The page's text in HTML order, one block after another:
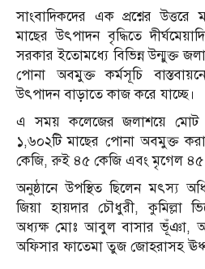
সাংবাদিকদের এক প্রশ্নের উত্তরে
মাছের উৎপাদন বৃদ্ধিতে
সরকার ইতোমধ্যে বিভিন্ন উন্মুক্ত
পোনা অবমুক্ত কর্মসূচি
উৎপাদন বাড়াতে কাজ করে যাচ্ছে।
এ সময় কলেজের জলাশয়ে
১,৬০২টি মাছের পোনা অবমুক্ত
কেজি, রুই ৪৫ কেজি এবং মৃগেল ৪৫
অনুষ্ঠানে উপস্থিত ছিলেন মৎস্য
জিয়া হায়দার চৌধুরী, কুমিল্লা
অধ্যক্ষ মোঃ আবুল বাসার ভূঁঞা,
অফিসার ফাতেমা তুজ জোহরাসহ